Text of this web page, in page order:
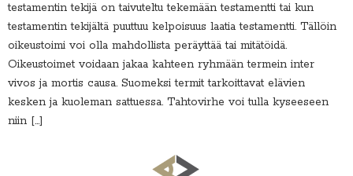
testamentin tekijä on taivuteltu tekemään testamentti tai kun
testamentin tekijältä puuttuu kelpoisuus laatia testamentti. Tällöin
oikeustoimi voi olla mahdollista peräyttää tai mitätöidä.
Oikeustoimet voidaan jakaa kahteen ryhmään termein inter
vivos ja mortis causa. Suomeksi termit tarkoittavat elävien
kesken ja kuoleman sattuessa. Tahtovirhe voi tulla kyseeseen
niin […]